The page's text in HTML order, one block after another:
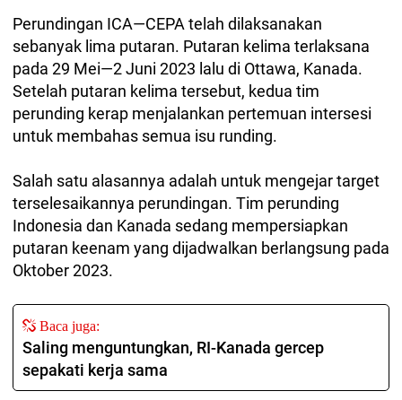
Perundingan ICA—CEPA telah dilaksanakan
sebanyak lima putaran. Putaran kelima terlaksana
pada 29 Mei—2 Juni 2023 lalu di Ottawa, Kanada.
Setelah putaran kelima tersebut, kedua tim
perunding kerap menjalankan pertemuan intersesi
untuk membahas semua isu runding.
Salah satu alasannya adalah untuk mengejar target
terselesaikannya perundingan. Tim perunding
Indonesia dan Kanada sedang mempersiapkan
putaran keenam yang dijadwalkan berlangsung pada
Oktober 2023.
Baca juga:
Saling menguntungkan, RI-Kanada gercep
sepakati kerja sama